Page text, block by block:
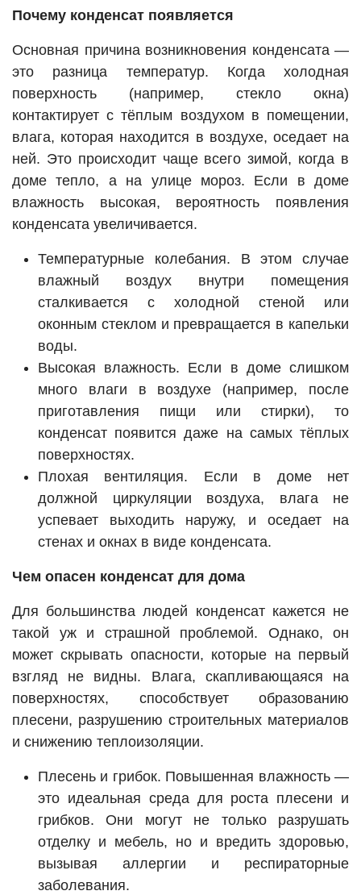
Почему конденсат появляется
Основная причина возникновения конденсата —
это разница температур. Когда холодная
поверхность (например, стекло окна)
контактирует с тёплым воздухом в помещении,
влага, которая находится в воздухе, оседает на
ней. Это происходит чаще всего зимой, когда в
доме тепло, а на улице мороз. Если в доме
влажность высокая, вероятность появления
конденсата увеличивается.
Температурные колебания. В этом случае
влажный воздух внутри помещения
сталкивается с холодной стеной или
оконным стеклом и превращается в капельки
воды.
Высокая влажность. Если в доме слишком
много влаги в воздухе (например, после
приготавления пищи или стирки), то
конденсат появится даже на самых тёплых
поверхностях.
Плохая вентиляция. Если в доме нет
должной циркуляции воздуха, влага не
успевает выходить наружу, и оседает на
стенах и окнах в виде конденсата.
Чем опасен конденсат для дома
Для большинства людей конденсат кажется не
такой уж и страшной проблемой. Однако, он
может скрывать опасности, которые на первый
взгляд не видны. Влага, скапливающаяся на
поверхностях, способствует образованию
плесени, разрушению строительных материалов
и снижению теплоизоляции.
Плесень и грибок. Повышенная влажность —
это идеальная среда для роста плесени и
грибков. Они могут не только разрушать
отделку и мебель, но и вредить здоровью,
вызывая аллергии и респираторные
заболевания.